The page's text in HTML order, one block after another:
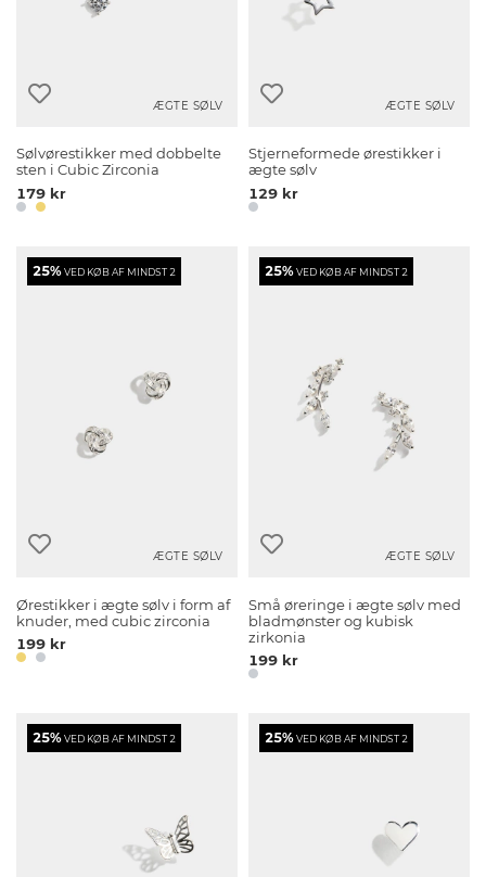
ÆGTE SØLV
Sølvørestikker med dobbelte
sten i Cubic Zirconia
179 kr
ÆGTE SØLV
Stjerneformede ørestikker i
ægte sølv
129 kr
25%VED KØB AF MINDST 2
ÆGTE SØLV
Ørestikker i ægte sølv i form af
knuder, med cubic zirconia
199 kr
25%VED KØB AF MINDST 2
ÆGTE SØLV
Små øreringe i ægte sølv med
bladmønster og kubisk
zirkonia
199 kr
25%VED KØB AF MINDST 2 25%VED KØB AF MINDST 2